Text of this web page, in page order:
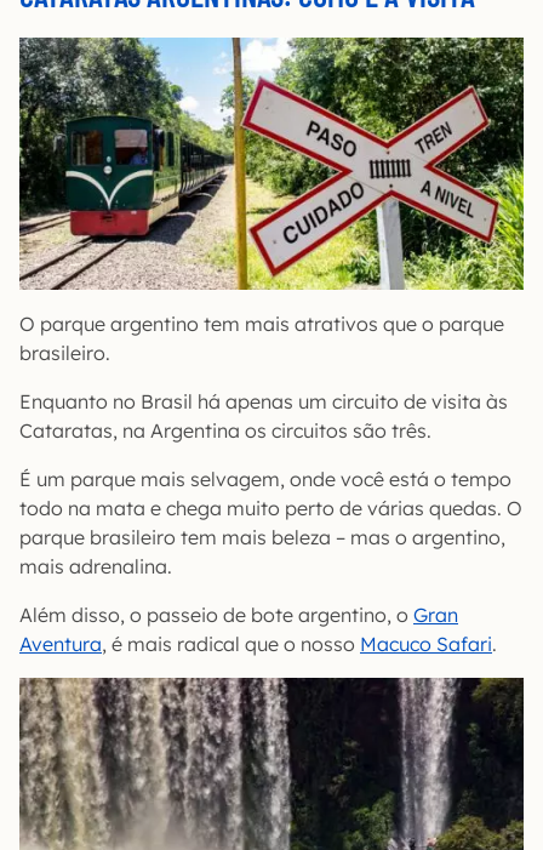
O parque argentino tem mais atrativos que o parque
brasileiro.
Enquanto no Brasil há apenas um circuito de visita às
Cataratas, na Argentina os circuitos são três.
É um parque mais selvagem, onde você está o tempo
todo na mata e chega muito perto de várias quedas. O
parque brasileiro tem mais beleza – mas o argentino,
mais adrenalina.
Além disso, o passeio de bote argentino, o Gran
Aventura, é mais radical que o nosso Macuco Safari.